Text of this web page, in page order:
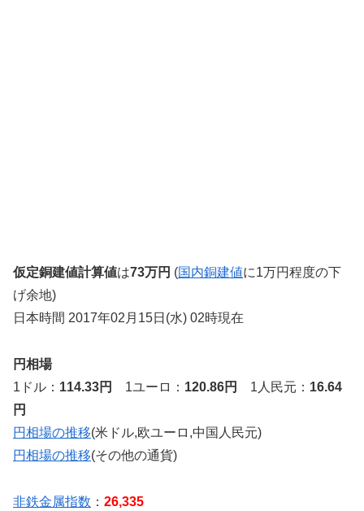
仮定銅建値計算値は73万円 (国内銅建値に1万円程度の下
げ余地)
日本時間 2017年02月15日(水) 02時現在
円相場
1ドル： 114.33円 1ユーロ： 120.86円 1人民元： 16.64
円
円相場の推移(米ドル,欧ユーロ,中国人民元)
円相場の推移(その他の通貨)
非鉄金属指数 ： 26,335